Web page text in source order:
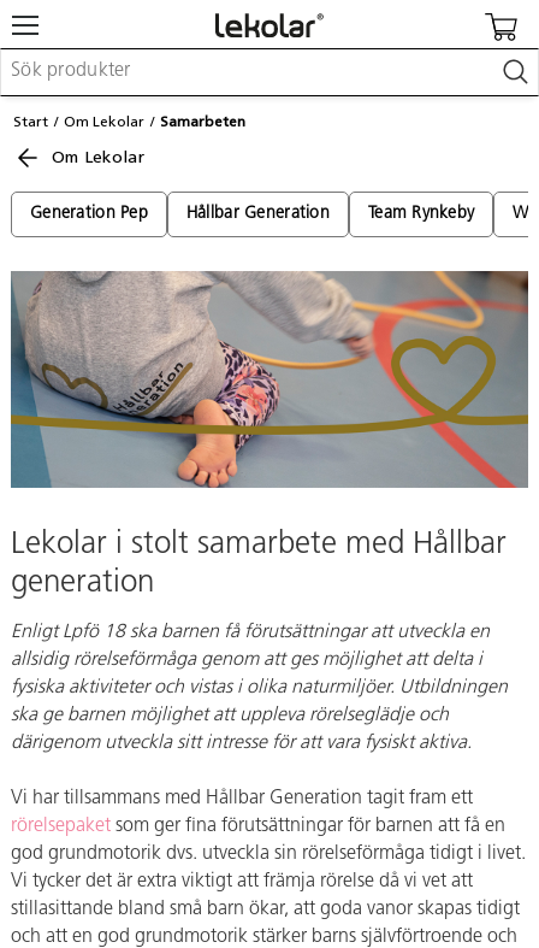
Möbler & inredning
Lekplatsutrustning & utemiljö
Skapa
Leka
Lära
Barnvagnar & småbarnsartiklar
Logga in / Registrera dig
Hitta din säljare
Kontakta Lekolar
Start Om Lekolar Samarbeten
Om Lekolar
Generation Pep Hållbar Generation Team Rynkeby
Lekolar i stolt samarbete med Hållbar
generation
Enligt Lpfö 18 ska barnen få förutsättningar att utveckla en
allsidig rörelseförmåga genom att ges möjlighet att delta i
fysiska aktiviteter och vistas i olika naturmiljöer. Utbildningen
ska ge barnen möjlighet att uppleva rörelseglädje och
därigenom utveckla sitt intresse för att vara fysiskt aktiva.
Vi har tillsammans med Hållbar Generation tagit fram ett
rörelsepaket som ger fina förutsättningar för barnen att få en
god grundmotorik dvs. utveckla sin rörelseförmåga tidigt i livet.
Vi tycker det är extra viktigt att främja rörelse då vi vet att
stillasittande bland små barn ökar, att goda vanor skapas tidigt
och att en god grundmotorik stärker barns självförtroende och